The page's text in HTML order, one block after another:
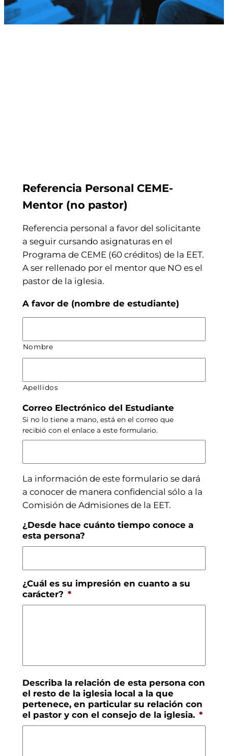
Referencia Personal CEME-
Mentor (no pastor)
Referencia personal a favor del solicitante
a seguir cursando asignaturas en el
Programa de CEME (60 créditos) de la EET.
A ser rellenado por el mentor que NO es el
pastor de la iglesia.
A favor de (nombre de estudiante)
Nombre
Apellidos
Correo Electrónico del Estudiante
Si no lo tiene a mano, está en el correo que
recibió con el enlace a este formulario.
La información de este formulario se dará
a conocer de manera confidencial sólo a la
Comisión de Admisiones de la EET.
¿Desde hace cuánto tiempo conoce a
esta persona?
¿Cuál es su impresión en cuanto a su
carácter? *
Describa la relación de esta persona con
el resto de la iglesia local a la que
pertenece, en particular su relación con
el pastor y con el consejo de la iglesia. *